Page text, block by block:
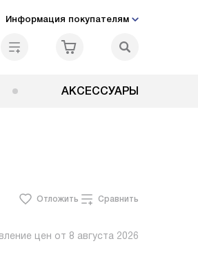
Информация покупателям
АКСЕССУАРЫ
Отложить Сравнить
цен от 8 августа 2026